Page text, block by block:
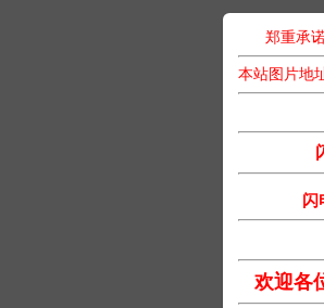
郑重承
本站图片地
闪
欢迎各